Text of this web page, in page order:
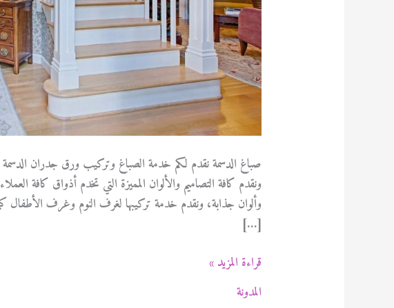
صباغ الدسمة نقدم لكم خدمة الصباغ وتركيب ورق جدران الدسمة
ونقدم كافة التصاميم والألوان المميزة التي تخدم أذواق كافة
وألوان جذابة، ونقدم خدمة تركيبها لغرف النوم وغرف الأطفال
[…]
صباغ
الدسمة
94471713
قراءة المزيد »
المدونة